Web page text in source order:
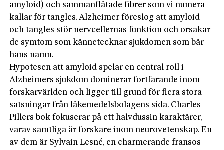
amyloid) och sammanflätade fibrer som vi numera
kallar för tangles. Alzheimer föreslog att amyloid
och tangles stör nervcellernas funktion och orsakar
de symtom som kännetecknar sjukdomen som bär
hans namn.
Hypotesen att amyloid spelar en central roll i
Alzheimers sjukdom dominerar fortfarande inom
forskarvärlden och ligger till grund för flera stora
satsningar från läkemedelsbolagens sida. Charles
Pillers bok fokuserar på ett halvdussin karaktärer,
varav samtliga är forskare inom neurovetenskap. En
av dem är Sylvain Lesné, en charmerande fransos